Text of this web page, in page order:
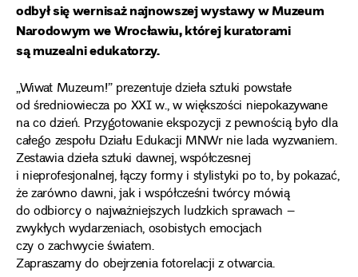
odbył się wernisaż najnowszej wystawy w Muzeum
Narodowym we Wrocławiu, której kuratorami
są muzealni edukatorzy.
„Wiwat Muzeum!” prezentuje dzieła sztuki powstałe
od średniowiecza po XXI w., w większości niepokazywane
na co dzień. Przygotowanie ekspozycji z pewnością było dla
całego zespołu Działu Edukacji MNWr nie lada wyzwaniem.
Zestawia dzieła sztuki dawnej, współczesnej
i nieprofesjonalnej, łączy formy i stylistyki po to, by pokazać,
że zarówno dawni, jak i współcześni twórcy mówią
do odbiorcy o najważniejszych ludzkich sprawach –
zwykłych wydarzeniach, osobistych emocjach
czy o zachwycie światem.
Zapraszamy do obejrzenia fotorelacji z otwarcia.